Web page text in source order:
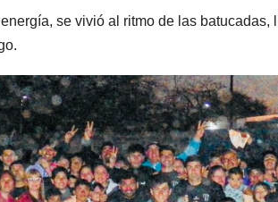
se vivió al ritmo de las